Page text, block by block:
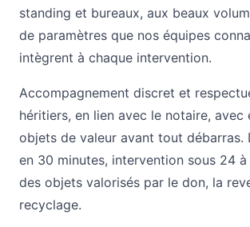
standing et bureaux, aux beaux
de paramètres que nos équipes
intègrent à chaque intervention.
Accompagnement discret et
héritiers, en lien avec le notaire, avec
objets de valeur avant tout débarras.
en 30 minutes, intervention sous 24
des objets valorisés par le don, la
recyclage.